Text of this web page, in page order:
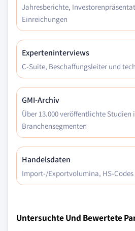
Jahresberichte,
Einreichungen
Experteninterviews
C-Suite, Beschaffungsleiter und
GMI-Archiv
Über 13.000 veröffentlichte Studien
Branchensegmenten
Handelsdaten
Import-/Exportvolumina, HS-
Untersuchte Und Bewertete